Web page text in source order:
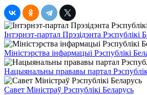
Інтэрнэт-партал Прэзідэнта Рэспублікі
Міністэрства інфармацыі Рэспублікі
Нацыянальны прававы партал
Савет Міністраў Рэспублікі Беларусь